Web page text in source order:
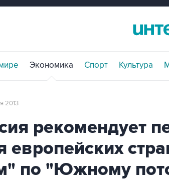
Экономика Спорт Культура
2013
рекомендует
европейских
по "Южному